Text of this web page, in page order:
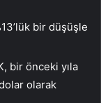
bir düşüşle
bir önceki yıla
olarak